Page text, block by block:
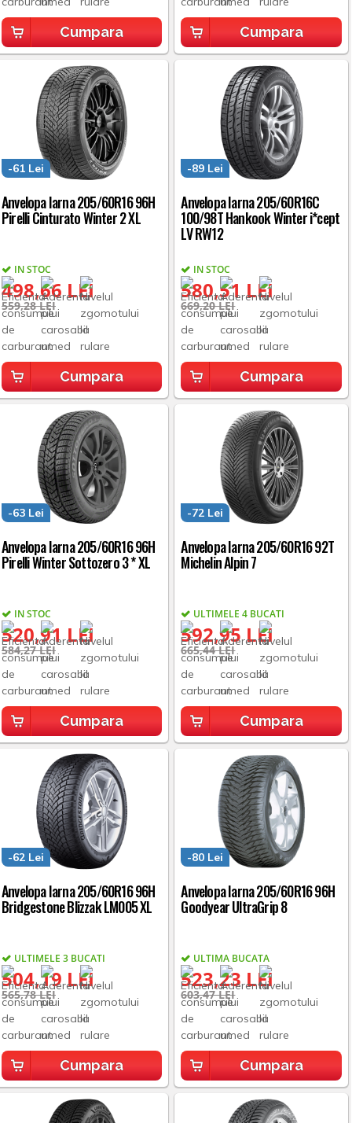
Cumpara Cumpara
Anvelopa Iarna 205/60R16 96H
Pirelli Cinturato Winter 2 XL
IN STOC
498,66 LEI
-61 Lei
559,28 LEI
Cumpara
Anvelopa Iarna 205/60R16C
100/98T Hankook Winter i*cept
LV RW12
IN STOC
580,51 LEI
-89 Lei
669,20 LEI
Cumpara
Anvelopa Iarna 205/60R16 96H
Pirelli Winter Sottozero 3 * XL
IN STOC
520,91 LEI
-63 Lei
584,27 LEI
Cumpara
Anvelopa Iarna 205/60R16 92T
Michelin Alpin 7
ULTIMELE 4 BUCATI
592,95 LEI
-72 Lei
665,44 LEI
Cumpara
Anvelopa Iarna 205/60R16 96H
Bridgestone Blizzak LM005 XL
ULTIMELE 3 BUCATI
504,19 LEI
-62 Lei
565,78 LEI
Cumpara
Anvelopa Iarna 205/60R16 96H
Goodyear UltraGrip 8
ULTIMA BUCATA
523,23 LEI
-80 Lei
603,47 LEI
Cumpara